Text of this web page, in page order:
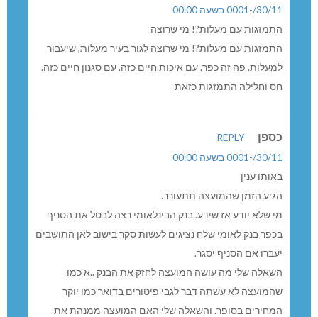
30/11/-0001 בשעה 00:00
התמזגות עם מעלות?! מי שרוצה
התמזגות עם מעלות?! מי שרוצה לגור בעיר מעלות, שיעבור
למעלות. פה זה כפר. עם איכות חיים כזה. עם סגנון חיים כזה.
חס וחלילה התמזגות כזאת
כספן
REPLY
30/11/-0001 בשעה 00:00
באותו ענין
הגיע הזמן שהמועצה תתעורר.
מי שלא יודע אז שידע..בנק הבינלאומי רצה לבטל את הסניף
בכפר בנק לאומי שלח נציגים לעשות סקר בישוב לאן התושבים
יעברו אם הסניף יסגר.
השאלה שלי מה עושה המועצה לחזק את הבנק ..א כמו
שהמועצה לא עשתה דבר לגבי פיטורים בדואר כמו יוקר
המחירים בסופר. והשאלה שלי האם המועצה ממנהת את